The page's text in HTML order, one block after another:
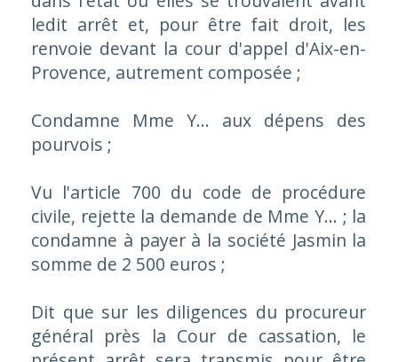
ledit arrêt et, pour être fait droit, les
renvoie devant la cour d'appel d'Aix-en-
Provence, autrement composée ;
Condamne Mme Y... aux dépens des
pourvois ;
Vu l'article 700 du code de procédure
civile, rejette la demande de Mme Y... ; la
condamne à payer à la société Jasmin la
somme de 2 500 euros ;
Dit que sur les diligences du procureur
général près la Cour de cassation, le